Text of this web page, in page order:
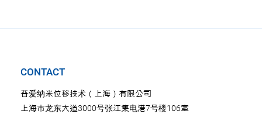
CONTACT
普爱纳米位移技术（上海）有限公司
上海市龙东大道3000号张江集电港7号楼106室